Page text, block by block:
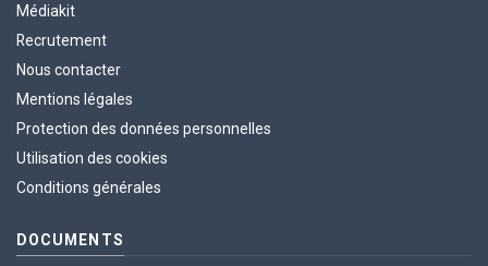
Médiakit
Recrutement
Nous contacter
Mentions légales
Protection des données personnelles
Utilisation des cookies
Conditions générales
DOCUMENTS